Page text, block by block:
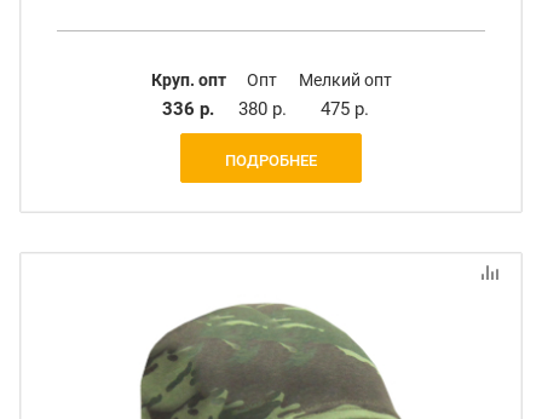
Круп. опт
336 р.
Опт
380 р.
Мелкий опт
475 р.
ПОДРОБНЕЕ